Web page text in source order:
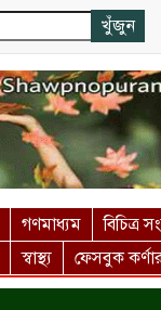
গণমাধ্যম বিচিত্র
স্বাস্থ্য ফেসবুক